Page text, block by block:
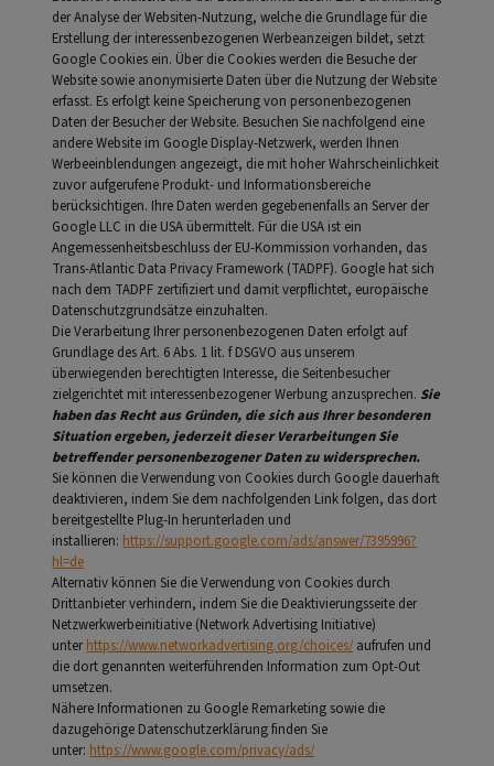
der Analyse der Websiten-Nutzung, welche die Grundlage für die
Erstellung der interessenbezogenen Werbeanzeigen bildet, setzt
Google Cookies ein. Über die Cookies werden die Besuche der
Website sowie anonymisierte Daten über die Nutzung der Website
erfasst. Es erfolgt keine Speicherung von personenbezogenen
Daten der Besucher der Website. Besuchen Sie nachfolgend eine
andere Website im Google Display-Netzwerk, werden Ihnen
Werbeeinblendungen angezeigt, die mit hoher Wahrscheinlichkeit
zuvor aufgerufene Produkt- und Informationsbereiche
berücksichtigen. Ihre Daten werden gegebenenfalls an Server der
Google LLC in die USA übermittelt. Für die USA ist ein
Angemessenheitsbeschluss der EU-Kommission vorhanden, das
Trans-Atlantic Data Privacy Framework (TADPF). Google hat sich
nach dem TADPF zertifiziert und damit verpflichtet, europäische
Datenschutzgrundsätze einzuhalten.
Die Verarbeitung Ihrer personenbezogenen Daten erfolgt auf
Grundlage des Art. 6 Abs. 1 lit. f DSGVO aus unserem
überwiegenden berechtigten Interesse, die Seitenbesucher
zielgerichtet mit interessenbezogener Werbung anzusprechen. Sie
haben das Recht aus Gründen, die sich aus Ihrer besonderen
Situation ergeben, jederzeit dieser Verarbeitungen Sie
betreffender personenbezogener Daten zu widersprechen.
Sie können die Verwendung von Cookies durch Google dauerhaft
deaktivieren, indem Sie dem nachfolgenden Link folgen, das dort
bereitgestellte Plug-In herunterladen und
installieren: https://support.google.com/ads/answer/7395996?
hl=de
Alternativ können Sie die Verwendung von Cookies durch
Drittanbieter verhindern, indem Sie die Deaktivierungsseite der
Netzwerkwerbeinitiative (Network Advertising Initiative)
unterhttps://www.networkadvertising.org/choices/ aufrufen und
die dort genannten weiterführenden Information zum Opt-Out
umsetzen.
Nähere Informationen zu Google Remarketing sowie die
dazugehörige Datenschutzerklärung finden Sie
unter: https://www.google.com/privacy/ads/